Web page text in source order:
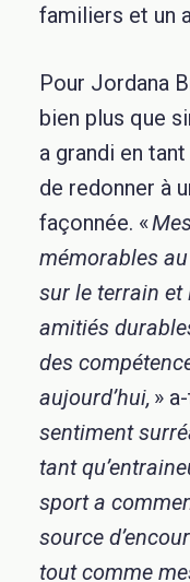
familiers et un
Pour Jordana
bien plus que
a grandi en tant
de redonner à
façonnée. «
mémorables
sur le terrain et
amitiés
des
aujourd’hui, »
sentiment
tant
sport a
source
tout comme